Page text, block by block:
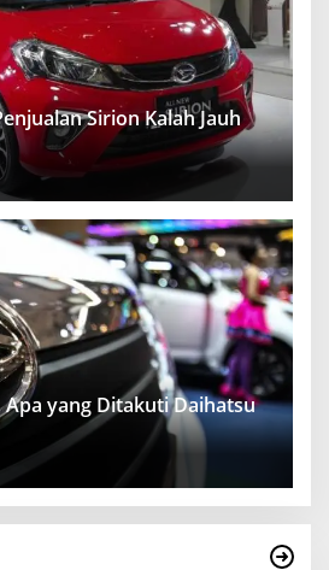
Sirion Kalah Jauh
Apa yang Ditakuti Daihatsu